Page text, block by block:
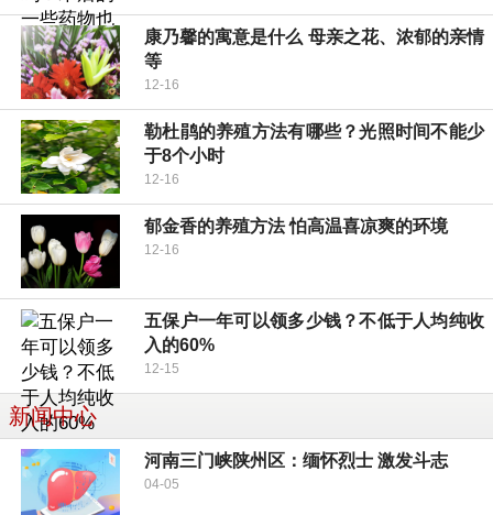
康乃馨的寓意是什么 母亲之花、浓郁的亲情
等
12-16
勒杜鹃的养殖方法有哪些？光照时间不能少
于8个小时
12-16
郁金香的养殖方法 怕高温喜凉爽的环境
12-16
五保户一年可以领多少钱？不低于人均纯收
入的60%
12-15
新闻中心
河南三门峡陕州区：缅怀烈士 激发斗志
04-05